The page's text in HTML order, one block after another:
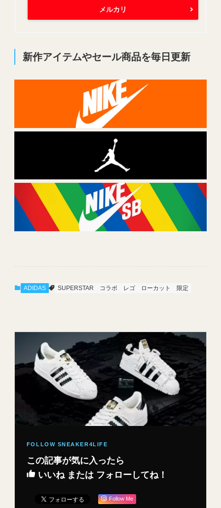
メルカリ
新作アイテムやセール商品を毎日更新
ADIDAS SUPERSTAR コラボ レゴ ローカット 限定
この記事が気に入ったら
いいね または フォローしてね！
Follow Me